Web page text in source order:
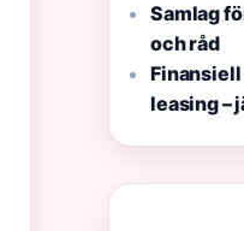
Samlag
och råd
leasing –